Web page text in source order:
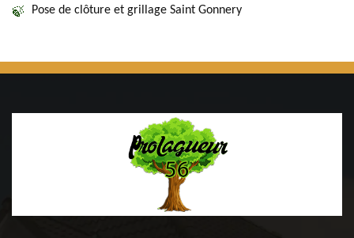
Pose de clôture et grillage Saint Gonnery